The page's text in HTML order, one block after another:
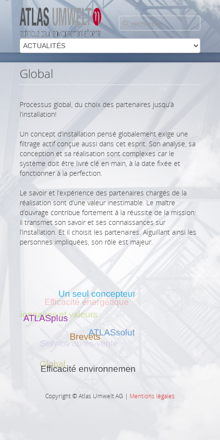
Global
Processus global, du choix des partenaires jusqu’à
l’installation!
Un concept d’installation pensé globalement exige une
filtrage actif conçue aussi dans cet esprit. Son analyse, sa
conception et sa réalisation sont complexes car le
système doit être livré clé en main, à la date fixée et
fonctionner à la perfection.
Le savoir et l’expérience des partenaires chargés de la
réalisation sont d’une valeur inestimable. Le maître
d’ouvrage contribue fortement à la réussite de la mission:
il transmet son savoir et ses connaissances sur
l’installation. Et il choisit les partenaires. Aiguillant ainsi les
personnes impliquées, son rôle est majeur.
Copyright © Atlas Umwelt AG | Mentions légales